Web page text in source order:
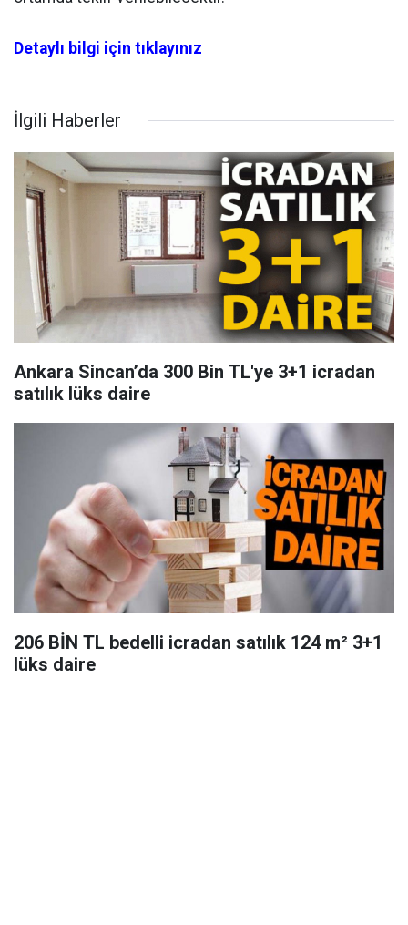
Detaylı bilgi için tıklayınız
İlgili Haberler
Ankara Sincan’da 300 Bin TL'ye 3+1 icradan
satılık lüks daire
206 BİN TL bedelli icradan satılık 124 m² 3+1
lüks daire